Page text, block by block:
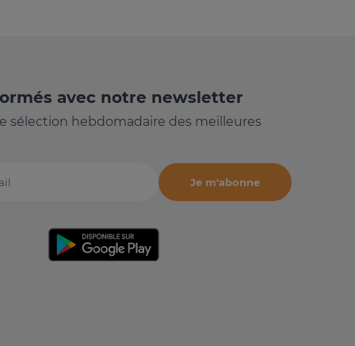
avec notre newsletter
sélection hebdomadaire des meilleures
Je m'abonne